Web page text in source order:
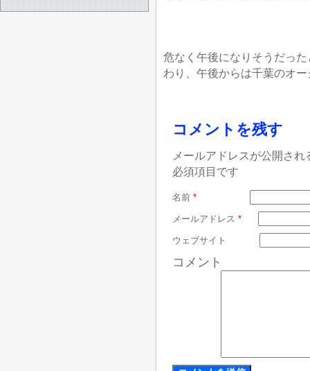
危なく午後になりそうだっ
わり、午後からは千葉のオ
コメントを残す
メールアドレスが公開さ
必須項目です
名前 *
メールアドレス *
ウェブサイト
コメント